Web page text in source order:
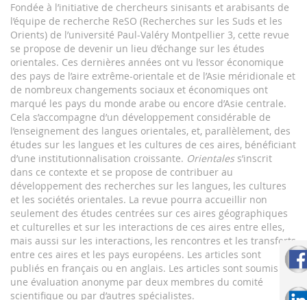
Fondée à l’initiative de chercheurs sinisants et arabisants de
l’équipe de recherche ReSO (Recherches sur les Suds et les
Orients) de l’université Paul-Valéry Montpellier 3, cette revue
se propose de devenir un lieu d’échange sur les études
orientales. Ces dernières années ont vu l’essor économique
des pays de l’aire extrême-orientale et de l’Asie méridionale et
de nombreux changements sociaux et économiques ont
marqué les pays du monde arabe ou encore d’Asie centrale.
Cela s’accompagne d’un développement considérable de
l’enseignement des langues orientales, et, parallèlement, des
études sur les langues et les cultures de ces aires, bénéficiant
d’une institutionnalisation croissante. Orientales s’inscrit
dans ce contexte et se propose de contribuer au
développement des recherches sur les langues, les cultures
et les sociétés orientales. La revue pourra accueillir non
seulement des études centrées sur ces aires géographiques
et culturelles et sur les interactions de ces aires entre elles,
mais aussi sur les interactions, les rencontres et les transferts
entre ces aires et les pays européens. Les articles sont
publiés en français ou en anglais. Les articles sont soumis à
une évaluation anonyme par deux membres du comité
scientifique ou par d’autres spécialistes.